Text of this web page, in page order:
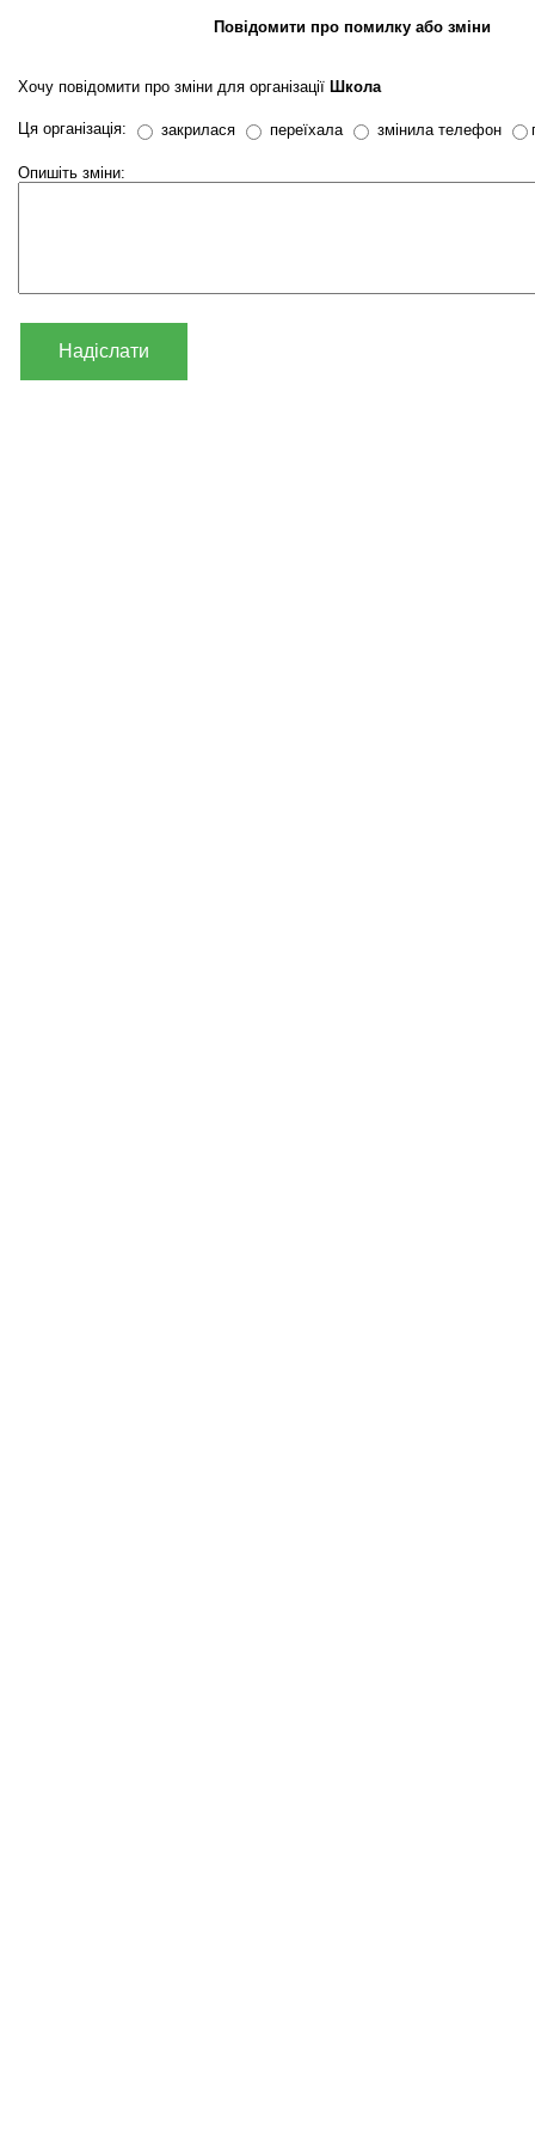
Повідомити про помилку або зміни
Хочу повідомити про зміни для організації Школа
Ця організація: закрилася переїхала змінила телефон
Опишіть зміни:
Надіслати